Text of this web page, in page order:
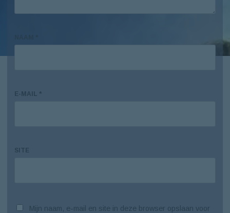
E-MAIL *
SITE
Mijn naam, e-mail en site in deze browser opslaan voor